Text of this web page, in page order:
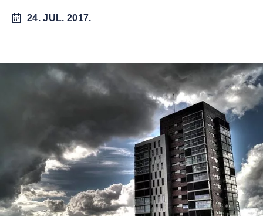
24. JUL. 2017.